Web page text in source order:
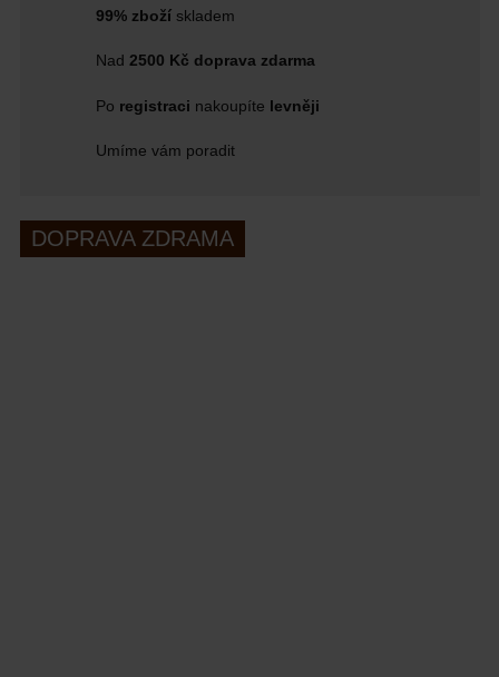
99% zbožískladem
Nad 2500 Kč doprava zdarma
Po registraci nakoupíte levněji
Umíme vám poradit
DOPRAVA ZDRAMA